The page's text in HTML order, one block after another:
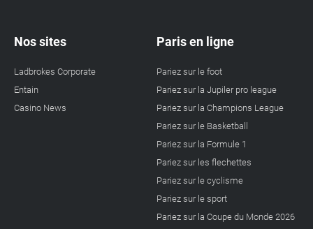
Nos sites
Ladbrokes Corporate
Entain
Casino News
Paris en ligne
Pariez sur le foot
Pariez sur la Jupiler pro league
Pariez sur la Champions League
Pariez sur le Basketball
Pariez sur la Formule 1
Pariez sur les flechettes
Pariez sur le cyclisme
Pariez sur le sport
Pariez sur la Coupe du Monde 2026